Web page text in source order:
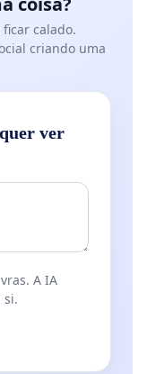
calado.
criando uma
ver
A IA
si.